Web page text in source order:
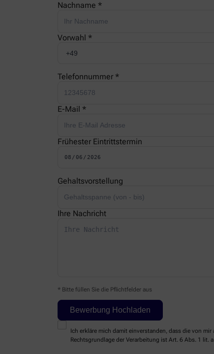
Nachname *
Vorwahl *
Telefonnummer *
E-Mail *
Frühester Eintrittstermin
Gehaltsvorstellung
Ihre Nachricht
* Bitte füllen Sie die Pflichtfelder aus
Ich erkläre mich damit einverstanden, dass die von
Rechtsgrundlage der Verarbeitung ist Art. 6 Abs. 1 lit.